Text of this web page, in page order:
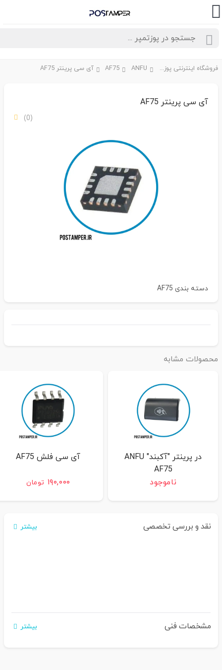
فروشگاه اینترنتی پوزتمپر ANFU
AF75 آی سی پرینتر AF75
آی سی پرینتر AF75
دسته بندیAF75
مشابه
در پرینتر "آکبند" ANFU
AF75
ناموجود
آی سی فلش AF75
۱۹۰,۰۰۰ تومان
نقد و بررسی تخصصی بیشتر
مشخصات فنی بیشتر